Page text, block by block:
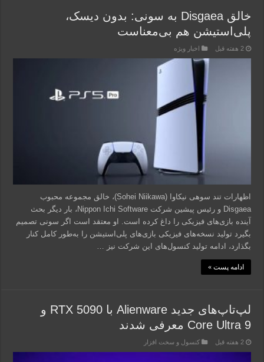
خالق Disgaea به سونی: بدون دیسک،
پلی‌استیشن هم بی‌معناست
2 هفته قبل اخبار ویژه
اظهارات تند سوهی نیکاوا (Sohei Niikawa)، خالق مجموعه محبوب
Disgaea و رئیس پیشین شرکت Nippon Ichi Software، بار دیگر بحث
آینده بازی‌های فیزیکی را داغ کرده است. او معتقد است اگر سونی تصمیم
بگیرد تولید نسخه‌های فیزیکی بازی‌های پلی‌استیشن را به‌طور کامل کنار
بگذارد، ادامه تولید کنسول‌های این شرکت نیز …
ادامه پست »
لپ‌تاپ‌های جدید Alienware با RTX 5090 و
Core Ultra 9 معرفی شدند
2 هفته قبل کنسول و سخت افزار